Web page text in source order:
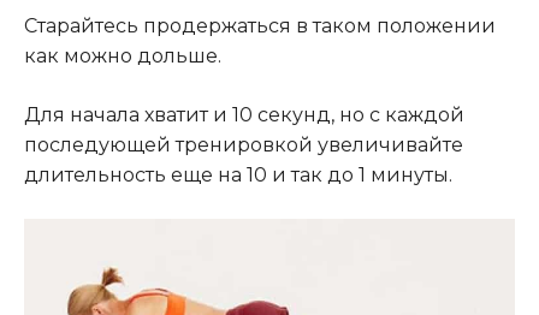
Старайтесь продержаться в таком положении
как можно дольше.
Для начала хватит и 10 секунд, но с каждой
последующей тренировкой увеличивайте
длительность еще на 10 и так до 1 минуты.